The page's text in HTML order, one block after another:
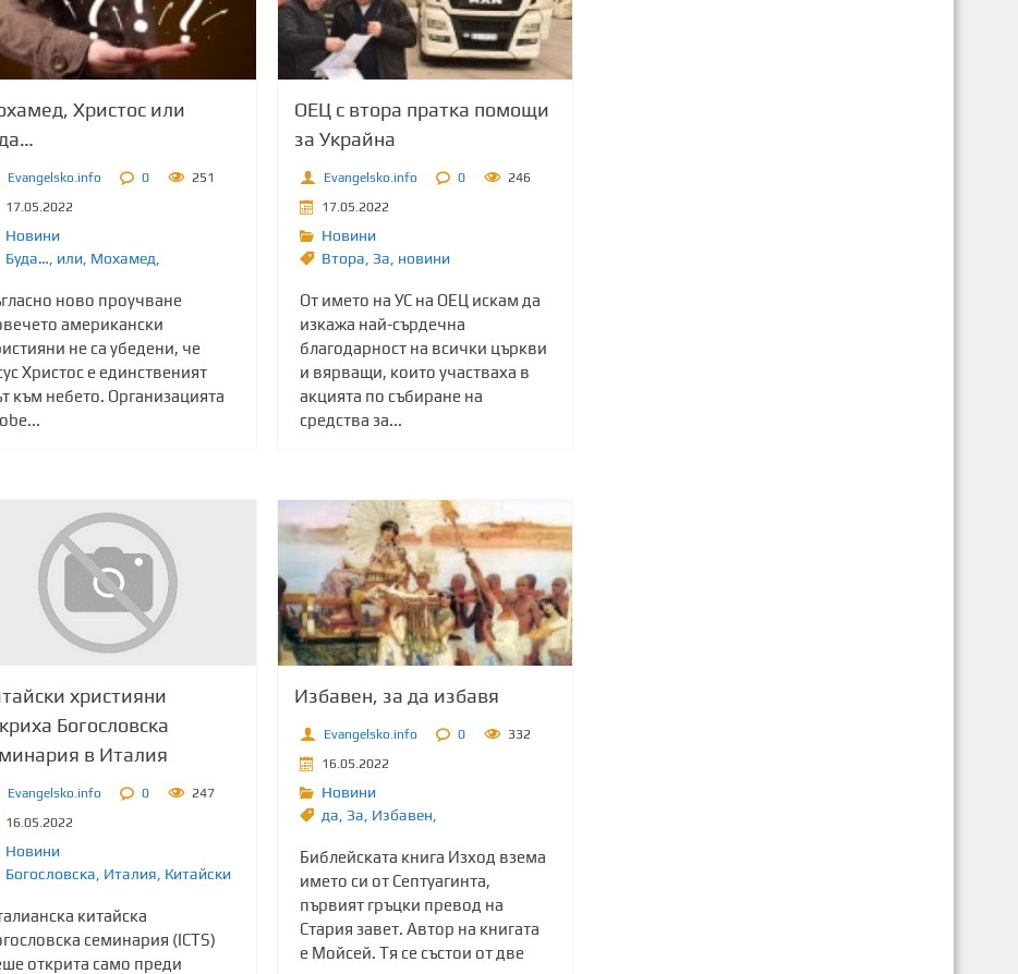
Христос или
Evangelsko.info 0
251
17.05.2022
Новини
Будa… или, Мохамед,
ново проучване
американски
не са убедени, че
Христос е единственият
към небето. Организацията
ОЕЦ с втора пратка помощи
за Украйна
Evangelsko.info 0
246
17.05.2022
Новини
Втора Зa новини
От името на УС на ОЕЦ искам да
изкажа най-сърдечна
благодарност на всички църкви
и вярващи, които участваха в
акцията по събиране на
средства за...
християни
Богословска
в Италия
Evangelsko.info 0
247
16.05.2022
Новини
Богословска Италия Китайски
китайска
семинария (ICTS)
открита само преди
Избавен, за да избавя
Evangelsko.info 0
332
16.05.2022
Новини
да Зa Избавен,
Библейската книга Изход взема
името си от Септуагинта,
първият гръцки превод на
Стария завет. Автор на книгата
е Мойсей. Тя се състои от две